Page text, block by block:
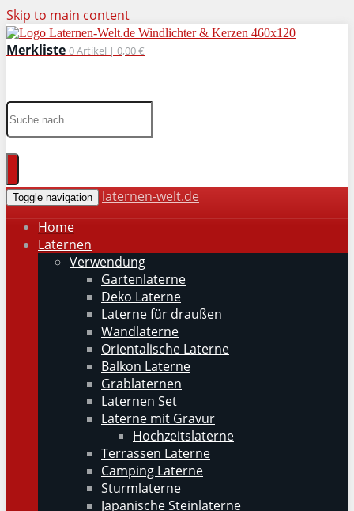
Skip to main content
Merkliste 0Artikel | 0,00 €
Toggle navigation
laternen-welt.de
Home
Laternen
Verwendung
Gartenlaterne
Deko Laterne
Laterne für draußen
Wandlaterne
Orientalische Laterne
Balkon Laterne
Grablaternen
Laternen Set
Laterne mit Gravur
Hochzeitslaterne
Terrassen Laterne
Camping Laterne
Sturmlaterne
Japanische Steinlaterne